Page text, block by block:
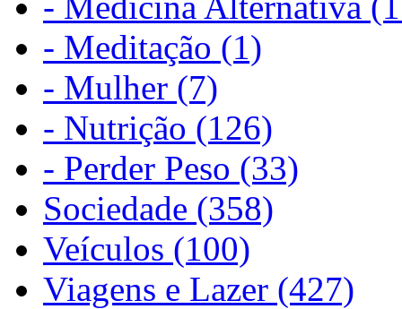
- Meditação (1)
- Mulher (7)
- Nutrição (126)
- Perder Peso (33)
Sociedade (358)
Veículos (100)
Viagens e Lazer (427)